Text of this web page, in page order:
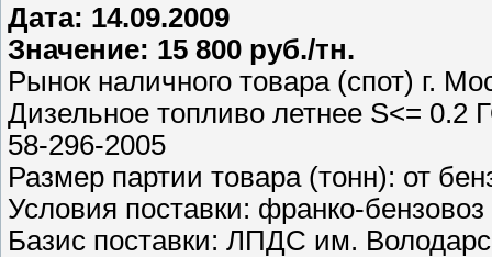
Дата: 14.09.2009
Значение: 15 800 руб./тн.
Рынок наличного товара (спот) г.
Дизельное топливо летнее S<=
58-296-2005
Размер партии товара (тонн): от
Условия поставки: франко-бензовоз
Базис поставки: ЛПДС им.